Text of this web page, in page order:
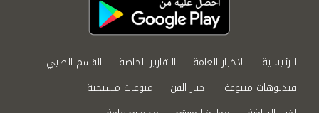
الرئيسية الاخبار العامة التقارير الخاصة
القسم الطبي
فيديوهات متنوعة
اخبار الفن
منوعات مسيحية